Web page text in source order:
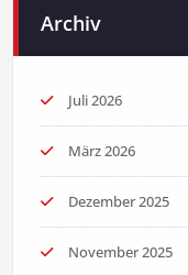
Archiv
Juli 2026
März 2026
Dezember 2025
November 2025